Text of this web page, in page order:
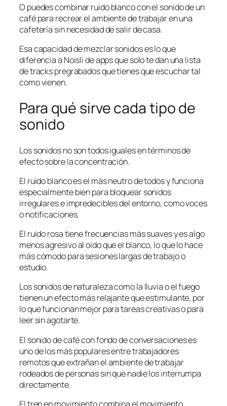
O puedes combinar ruido blanco con el sonido de un
café para recrear el ambiente de trabajar en una
cafetería sin necesidad de salir de casa.
Esa capacidad de mezclar sonidos es lo que
diferencia a Noisli de apps que solo te dan una lista
de tracks pregrabados que tienes que escuchar tal
como vienen.
Para qué sirve cada tipo de
sonido
Los sonidos no son todos iguales en términos de
efecto sobre la concentración.
El ruido blanco es el más neutro de todos y funciona
especialmente bien para bloquear sonidos
irregulares e impredecibles del entorno, como voces
o notificaciones.
El ruido rosa tiene frecuencias más suaves y es algo
menos agresivo al oído que el blanco, lo que lo hace
más cómodo para sesiones largas de trabajo o
estudio.
Los sonidos de naturaleza como la lluvia o el fuego
tienen un efecto más relajante que estimulante, por
lo que funcionan mejor para tareas creativas o para
leer sin agotarte.
El sonido de café con fondo de conversaciones es
uno de los más populares entre trabajadores
remotos que extrañan el ambiente de trabajar
rodeados de personas sin que nadie los interrumpa
directamente.